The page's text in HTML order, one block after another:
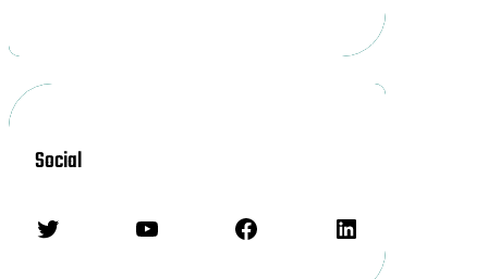
Social